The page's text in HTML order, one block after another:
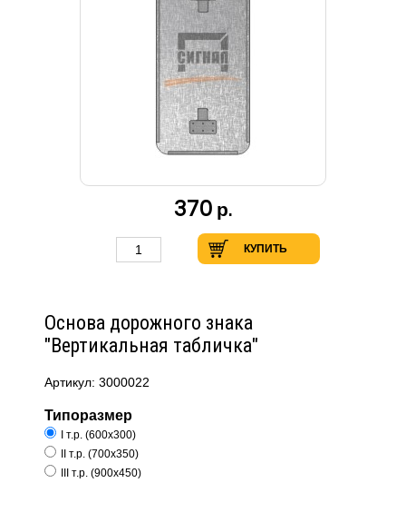
Основа дорожного знака
"Вертикальная табличка"
Артикул: 3000022
Типоразмер
I т.р. (600х300)
II т.р. (700х350)
III т.р. (900х450)
370 р.
КУПИТЬ